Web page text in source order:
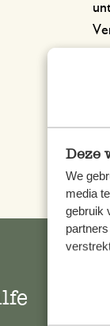
Deze
We
media
gebruik